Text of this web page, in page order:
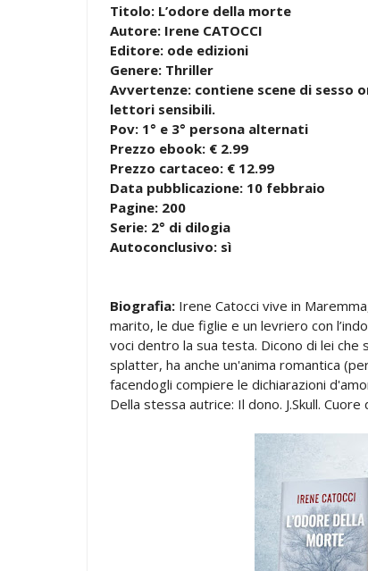
Titolo: L’odore della morte
Autore: Irene CATOCCI
Editore: ode edizioni
Genere: Thriller
Avvertenze: contiene scene di
lettori sensibili.
Pov: 1° e 3° persona alternati
Prezzo ebook: € 2.99
Prezzo cartaceo: € 12.99
Data pubblicazione: 10 febbraio
Pagine: 200
Serie: 2° di dilogia
Autoconclusivo: sì
Biografia: Irene Catocci vive in
marito, le due figlie e un levriero con
voci dentro la sua testa. Dicono di lei
splatter, ha anche un'anima romantica
facendogli compiere le dichiarazioni
Della stessa autrice: Il dono. J.Skull.